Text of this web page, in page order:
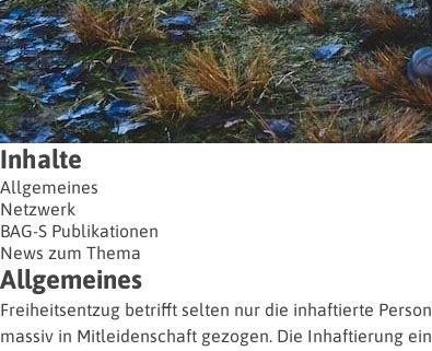
Inhalte
Allgemeines
Netzwerk
BAG-S Publikationen
News zum Thema
Allgemeines
Freiheitsentzug betrifft selten nur die inhaftierte
massiv in Mitleidenschaft gezogen. Die Inhaftierung